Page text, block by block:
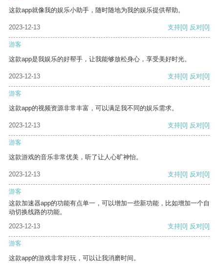
这款app就像我的娱乐小助手，随时随地为我的娱乐提供帮助。
2023-12-13 支持[0] 反对[0]
游客
这款app是我娱乐的好帮手，让我能够放松身心，享受美好时光。
2023-12-13 支持[0] 反对[0]
游客
这款app的视频资源非常丰富，可以满足我不同的娱乐需求。
2023-12-13 支持[0] 反对[0]
游客
这款游戏的音乐非常优美，听了让人心旷神怡。
2023-12-13 支持[0] 反对[0]
游客
这款加速器app的功能有点单一，可以增加一些新功能，比如增加一个自
动切换线路的功能。
2023-12-13
支持[0] 反对[0]
游客
这款app的游戏非常好玩，可以让我消磨时间。